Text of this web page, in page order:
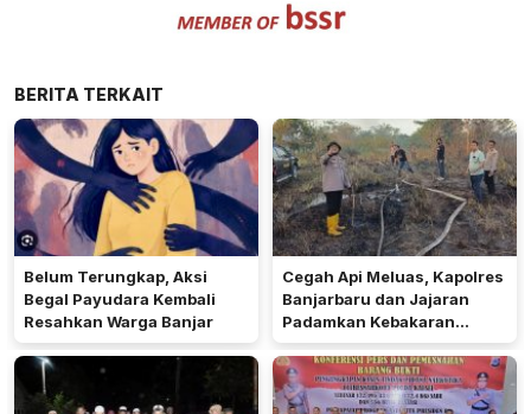
BERITA TERKAIT
Belum Terungkap, Aksi
Begal Payudara Kembali
Resahkan Warga Banjar
Cegah Api Meluas, Kapolres
Banjarbaru dan Jajaran
Padamkan Kebakaran
Lahan